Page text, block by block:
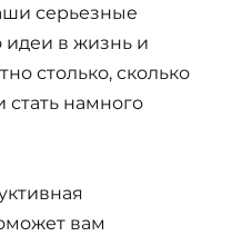
серьезные
идеи в жизнь и
столько, сколько
стать намного
вам